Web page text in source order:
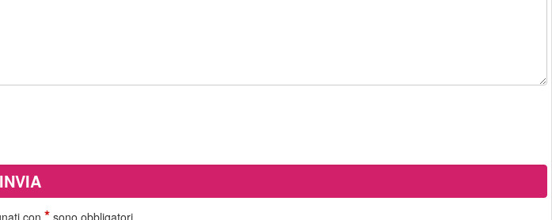
con sono obbligatori